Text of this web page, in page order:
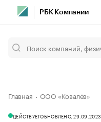
РБК Компании
Главная ООО «Ковалёв»
ДЕЙСТВУЕТОБНОВЛЕНО, 29.09.2023